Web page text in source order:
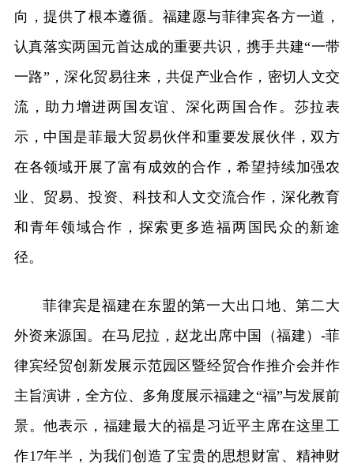
向，提供了根本遵循。福建愿与菲律宾各方一道，
认真落实两国元首达成的重要共识，携手共建“一带
一路”，深化贸易往来，共促产业合作，密切人文交
流，助力增进两国友谊、深化两国合作。莎拉表
示，中国是菲最大贸易伙伴和重要发展伙伴，双方
在各领域开展了富有成效的合作，希望持续加强农
业、贸易、投资、科技和人文交流合作，深化教育
和青年领域合作，探索更多造福两国民众的新途
径。
菲律宾是福建在东盟的第一大出口地、第二大
外资来源国。在马尼拉，赵龙出席中国（福建）-菲
律宾经贸创新发展示范园区暨经贸合作推介会并作
主旨演讲，全方位、多角度展示福建之“福”与发展前
景。他表示，福建最大的福是习近平主席在这里工
作17年半，为我们创造了宝贵的思想财富、精神财